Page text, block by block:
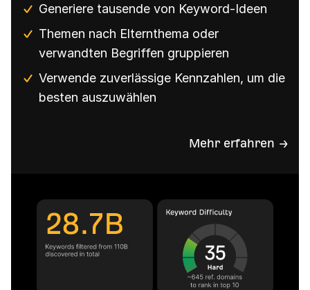
Generiere tausende von Keyword-Ideen
Themen nach Elternthema oder
verwandten Begriffen gruppieren
Verwende zuverlässige Kennzahlen, um die
besten auszuwählen
Mehr erfahren →